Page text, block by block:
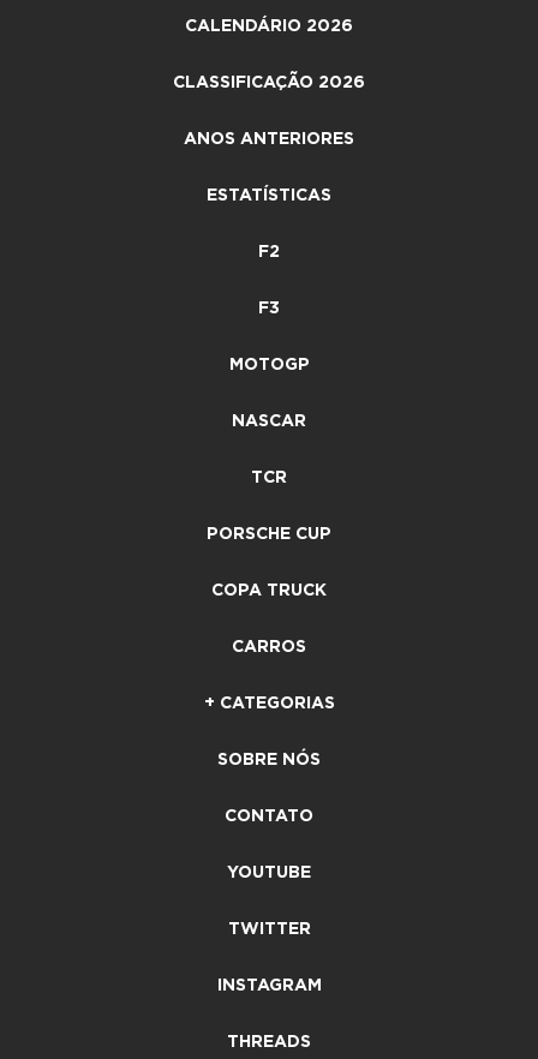
CALENDÁRIO 2026
CLASSIFICAÇÃO 2026
ANOS ANTERIORES
ESTATÍSTICAS
F2
F3
MOTOGP
NASCAR
TCR
PORSCHE CUP
COPA TRUCK
CARROS
+ CATEGORIAS
SOBRE NÓS
CONTATO
YOUTUBE
TWITTER
INSTAGRAM
THREADS